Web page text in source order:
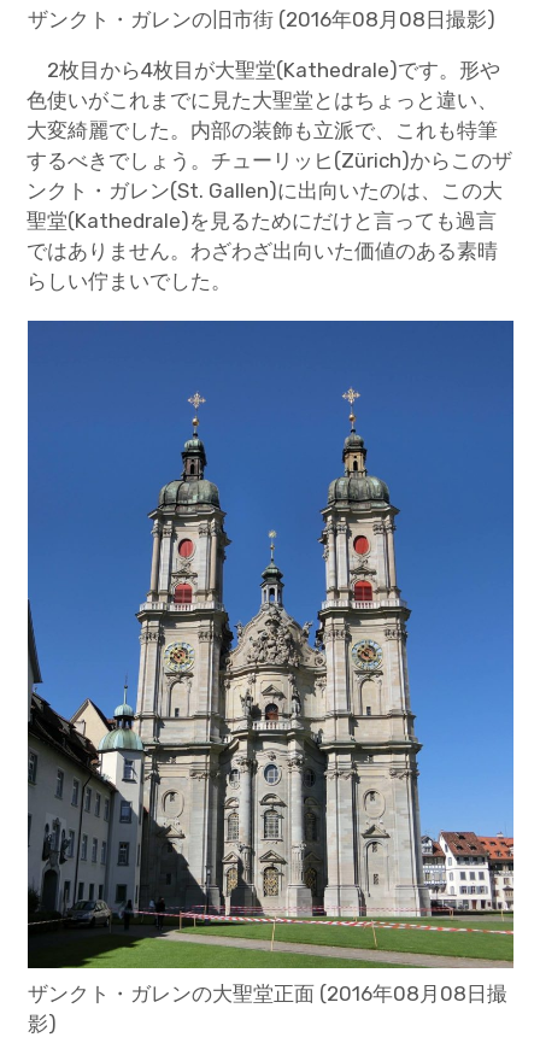
ザンクト・ガレンの旧市街 (2016年08月08日撮影)
2枚目から4枚目が大聖堂(Kathedrale)です。形や
色使いがこれまでに見た大聖堂とはちょっと違い、
大変綺麗でした。内部の装飾も立派で、これも特筆
するべきでしょう。チューリッヒ(Zürich)からこのザ
ンクト・ガレン(St. Gallen)に出向いたのは、この大
聖堂(Kathedrale)を見るためにだけと言っても過言
ではありません。わざわざ出向いた価値のある素晴
らしい佇まいでした。
ザンクト・ガレンの大聖堂正面 (2016年08月08日撮
影)